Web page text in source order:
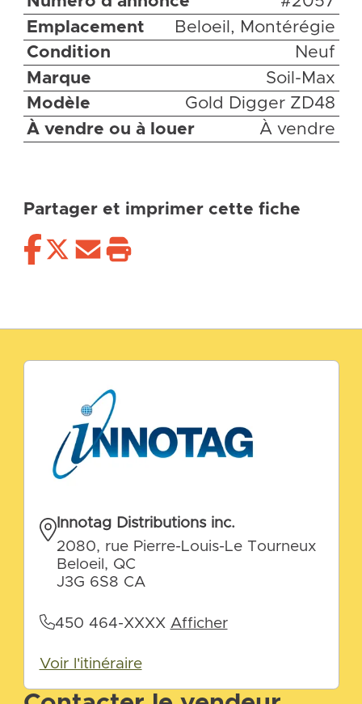
Emplacement
Beloeil, Montérégie
Condition
Neuf
Marque
Soil-Max
Modèle
Gold Digger ZD48
À vendre ou à louer
À vendre
Partager et imprimer cette fiche
Innotag Distributions inc.
2080, rue Pierre-Louis-Le Tourneux
Beloeil, QC
J3G 6S8 CA
450 464-XXXX Afficher
Voir l'itinéraire